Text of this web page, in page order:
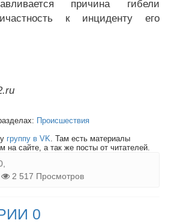
причина гибели
к инциденту его
Происшествия
группу в VK. Там есть материалы
на сайте, а так же посты от читателей.
2 517 Просмотров
0